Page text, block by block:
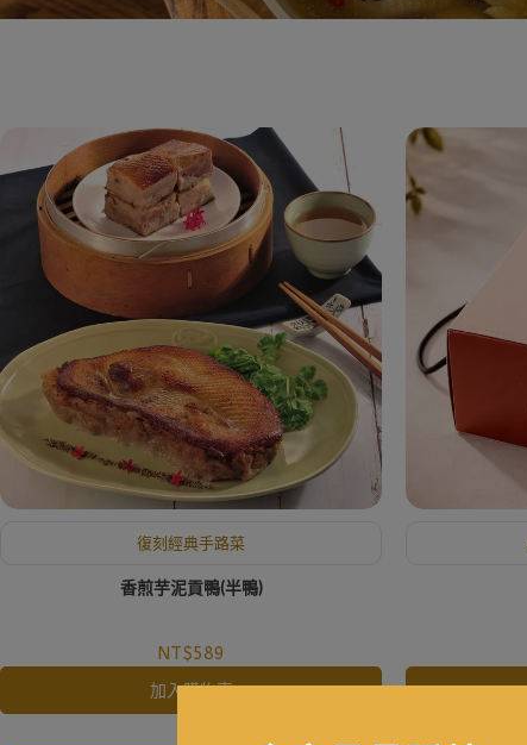
復刻經典手路菜
香煎芋泥貢鴨(半鴨)
NT$589
加入購物車